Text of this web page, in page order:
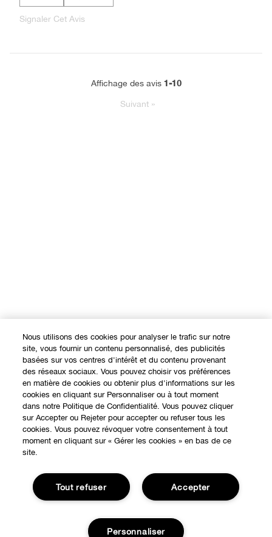
Signaler Cet Avis
Affichage des avis 1-10
Suivant »
Offres Spéciales
Programme de Fidélité
Nous utilisons des cookies pour analyser le trafic sur notre
site, vous fournir un contenu personnalisé, des publicités
basées sur vos centres d'intérêt et du contenu provenant
des réseaux sociaux. Vous pouvez choisir vos préférences
en matière de cookies ou obtenir plus d'informations sur les
cookies en cliquant sur Personnaliser ou à tout moment
dans notre Politique de Confidentialité. Vous pouvez cliquer
sur Accepter ou Rejeter pour accepter ou refuser tous les
cookies. Vous pouvez révoquer votre consentement à tout
moment en cliquant sur « Gérer les cookies » en bas de ce
site.
Accepter
Tout refuser
Personnaliser